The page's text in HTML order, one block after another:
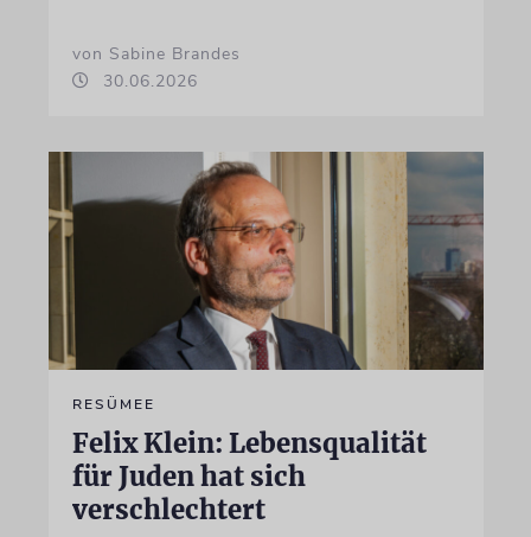
von Sabine Brandes
30.06.2026
RESÜMEE
Felix Klein: Lebensqualität
für Juden hat sich
verschlechtert